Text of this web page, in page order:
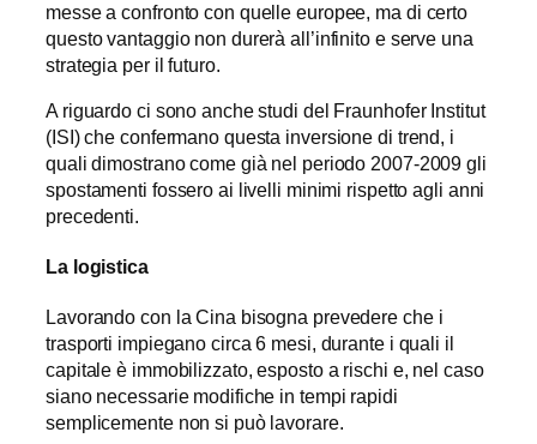
messe a confronto con quelle europee, ma di certo
questo vantaggio non durerà all’infinito e serve una
strategia per il futuro.
A riguardo ci sono anche studi del Fraunhofer Institut
(ISI) che confermano questa inversione di trend, i
quali dimostrano come già nel periodo 2007-2009 gli
spostamenti fossero ai livelli minimi rispetto agli anni
precedenti.
La logistica
Lavorando con la Cina bisogna prevedere che i
trasporti impiegano circa 6 mesi, durante i quali il
capitale è immobilizzato, esposto a rischi e, nel caso
siano necessarie modifiche in tempi rapidi
semplicemente non si può lavorare.